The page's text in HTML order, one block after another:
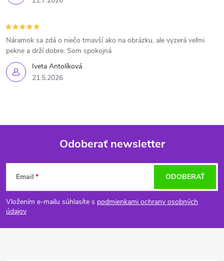
Iveta Antolíková
21.5.2026
Náramok sa zdá o niečo tmavší ako na obrázku, ale vyzerá veľmi
pekne a drží dobre. Som spokojná
Z
á
p
Odoberať newsletter
Email
Vložením e-mailu súhlasíte s podmienkami ochrany osobných
údajov
ODOBERAŤ